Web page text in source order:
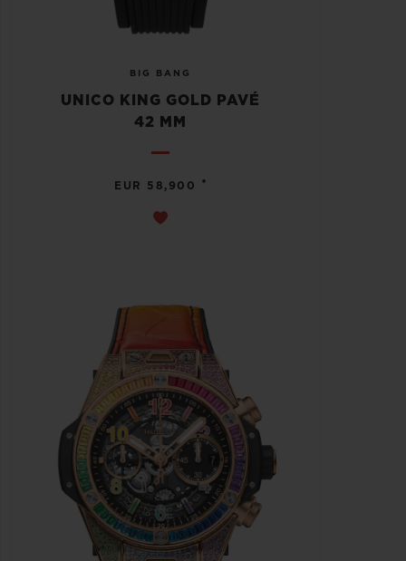
BIG BANG
UNICO KING GOLD PAVÉ
42 MM
EUR 58,900 •